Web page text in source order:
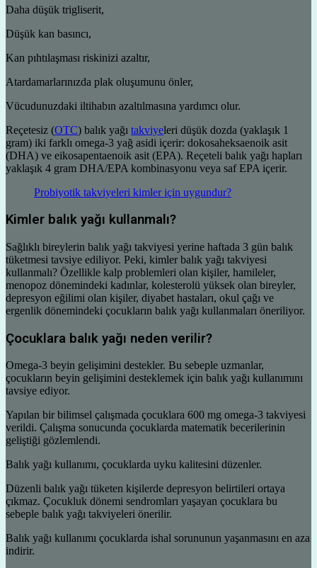
Daha düşük trigliserit,
Düşük kan basıncı,
Kan pıhtılaşması riskinizi azaltır,
Atardamarlarınızda plak oluşumunu önler,
Vücudunuzdaki iltihabın azaltılmasına yardımcı olur.
Reçetesiz (OTC) balık yağı takviyeleri düşük dozda (yaklaşık 1
gram) iki farklı omega-3 yağ asidi içerir: dokosaheksaenoik asit
(DHA) ve eikosapentaenoik asit (EPA). Reçeteli balık yağı hapları
yaklaşık 4 gram DHA/EPA kombinasyonu veya saf EPA içerir.
Probiyotik takviyeleri kimler için uygundur?
Kimler balık yağı kullanmalı?
Sağlıklı bireylerin balık yağı takviyesi yerine haftada 3 gün balık
tüketmesi tavsiye ediliyor. Peki, kimler balık yağı takviyesi
kullanmalı? Özellikle kalp problemleri olan kişiler, hamileler,
menopoz dönemindeki kadınlar, kolesterolü yüksek olan bireyler,
depresyon eğilimi olan kişiler, diyabet hastaları, okul çağı ve
ergenlik dönemindeki çocukların balık yağı kullanmaları öneriliyor.
Çocuklara balık yağı neden verilir?
Omega-3 beyin gelişimini destekler. Bu sebeple uzmanlar,
çocukların beyin gelişimini desteklemek için balık yağı kullanımını
tavsiye ediyor.
Yapılan bir bilimsel çalışmada çocuklara 600 mg omega-3 takviyesi
verildi. Çalışma sonucunda çocuklarda matematik becerilerinin
geliştiği gözlemlendi.
Balık yağı kullanımı, çocuklarda uyku kalitesini düzenler.
Düzenli balık yağı tüketen kişilerde depresyon belirtileri ortaya
çıkmaz. Çocukluk dönemi sendromları yaşayan çocuklara bu
sebeple balık yağı takviyeleri önerilir.
Balık yağı kullanımı çocuklarda ishal sorununun yaşanmasını en aza
indirir.